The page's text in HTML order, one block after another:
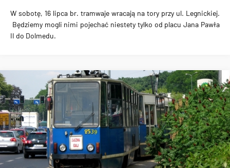
W sobotę, 16 lipca br. tramwaje wracają na tory przy ul. Legnickiej.
Będziemy mogli nimi pojechać niestety tylko od placu Jana Pawła
II do Dolmedu.